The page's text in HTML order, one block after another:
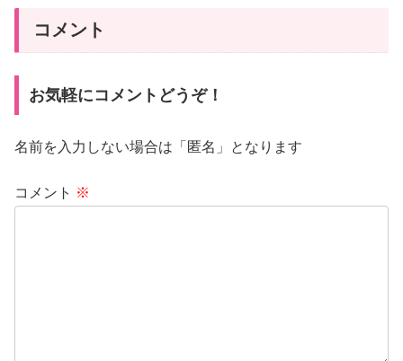
コメント
お気軽にコメントどうぞ！
名前を入力しない場合は「匿名」となります
コメント ※